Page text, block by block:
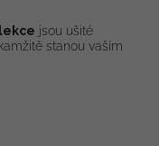
jsou ušité
stanou vaším